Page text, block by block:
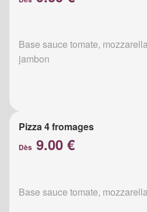
Base sauce tomate,
jambon
Pizza 4 fromages
Dès 9.00 €
Base sauce tomate,